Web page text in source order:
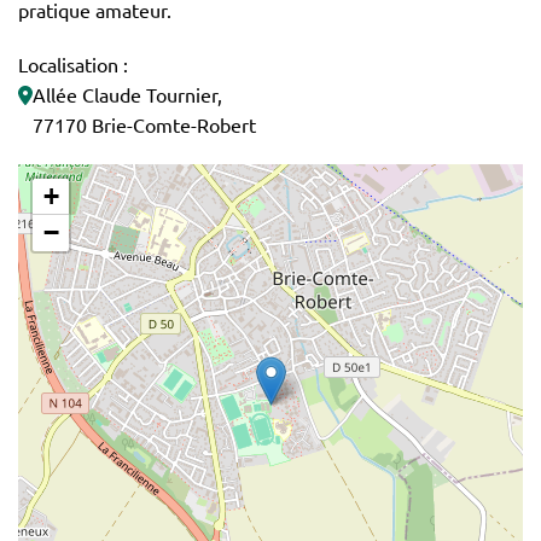
pratique amateur.
Localisation :
Allée Claude Tournier,
77170 Brie-Comte-Robert
+
−